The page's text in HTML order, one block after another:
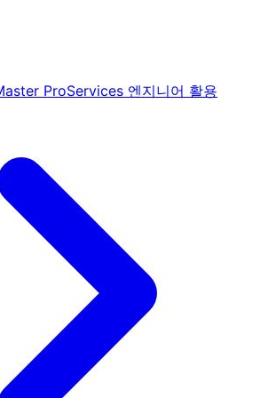
ProServices 엔지니어 활용